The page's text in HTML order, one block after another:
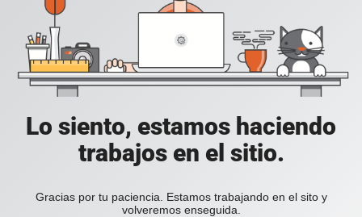
Lo siento, estamos haciendo
trabajos en el sitio.
Gracias por tu paciencia. Estamos trabajando en el sito y
volveremos enseguida.